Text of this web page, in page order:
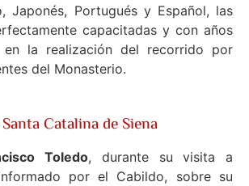
Japonés, Portugués y Español, las
capacitadas y con años
en la realización del recorrido por
del Monasterio.
Catalina de Siena
Toledo, durante su visita a
por el Cabildo, sobre su